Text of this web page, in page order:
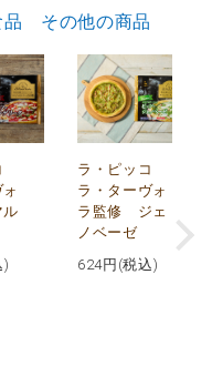
品 その他の商品
)
ラ・ピッコ
ラ・ターヴォ
ラ監修 ジェ
ノベーゼ
624円(税込)